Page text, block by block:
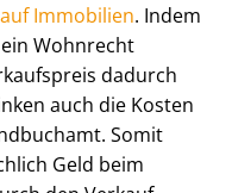
Immobilien. Indem
Wohnrecht
dadurch
auch die Kosten
Somit
Geld beim